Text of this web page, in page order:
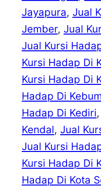
Jayapura, Jual
Jember, Jual
Jual Kursi
Kursi Hadap Di
Kursi Hadap Di
Hadap Di
Hadap Di Kediri,
Kendal, Jual
Jual Kursi
Kursi Hadap Di
Hadap Di Kota